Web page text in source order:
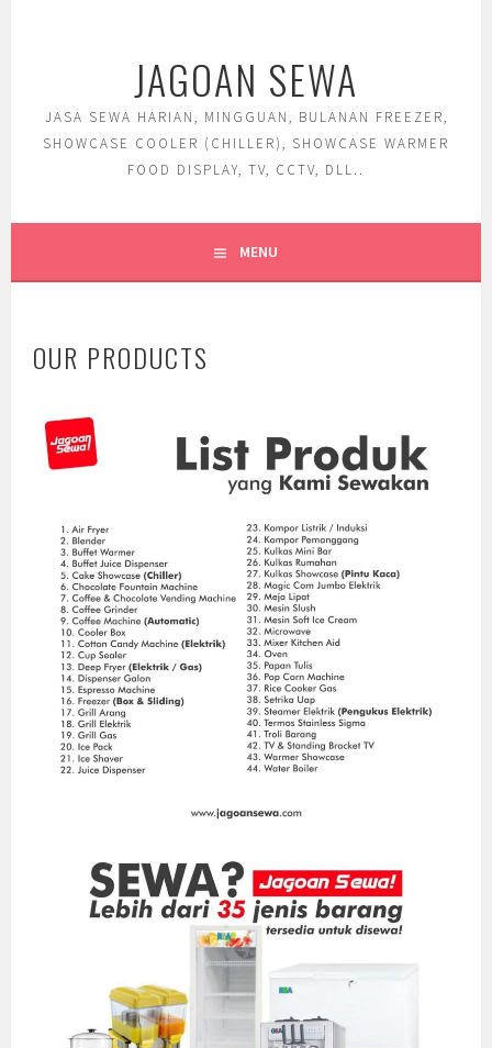
JAGOAN SEWA
JASA SEWA HARIAN, MINGGUAN, BULANAN FREEZER,
SHOWCASE COOLER (CHILLER), SHOWCASE WARMER
FOOD DISPLAY, TV, CCTV, DLL..
MENU
OUR PRODUCTS